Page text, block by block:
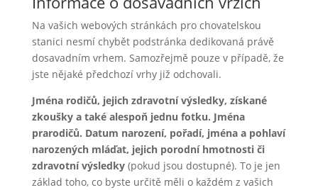
Na vašich webových stránkách pro chovatelskou
stanici nesmí chybět podstránka dedikovaná právě
dosavadním vrhem. Samozřejmě pouze v případě, že
jste nějaké předchozí vrhy již odchovali.
Jména rodičů, jejich zdravotní výsledky, získané
zkoušky a také alespoň jednu fotku. Jména
prarodičů. Datum narození, pořadí, jména a pohlaví
narozených mláďat, jejich porodní hmotnosti či
zdravotní výsledky(pokud jsou dostupné). To je jen
základ toho, co byste určitě měli o každém z vašich